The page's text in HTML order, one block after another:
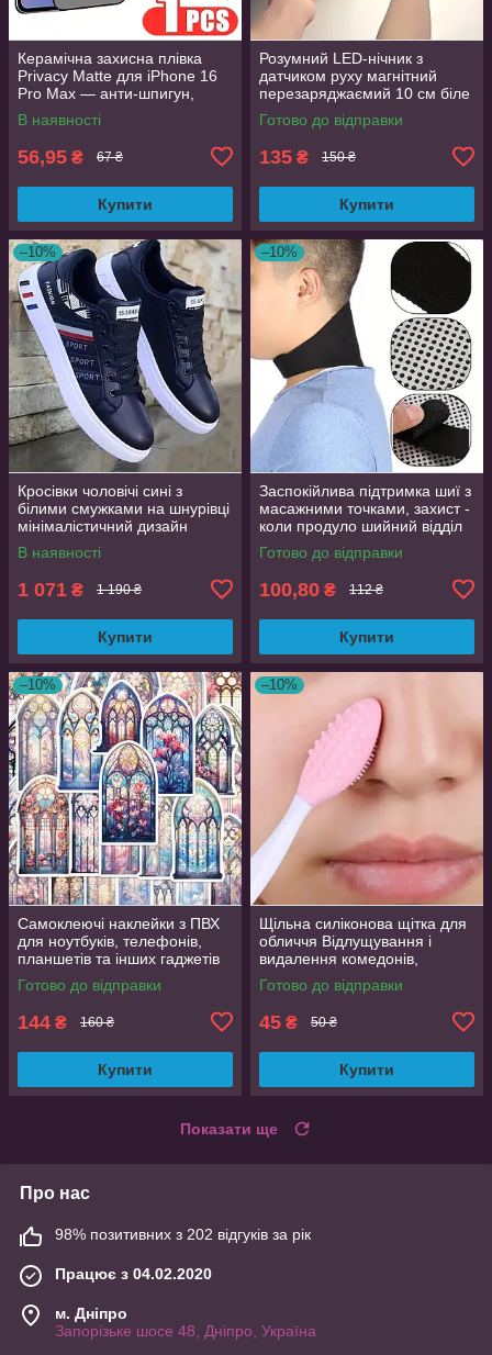
Керамічна захисна плівка
Privacy Matte для iPhone 16
Pro Max — анти-шпигун,
матова, Full Glue
В наявності
56,95 ₴ 67 ₴
Купити
Розумний LED-нічник з
датчиком руху магнітний
перезаряджаємий 10 см біле
світло
Готово до відправки
135 ₴ 150 ₴
Купити
–10%
Кросівки чоловічі сині з
білими смужками на шнурівці
мінімалістичний дизайн
розмір 44 (EU 43.5, стелька
27.5 см)
В наявності
1 071 ₴ 1 190 ₴
Купити
–10%
Заспокійлива підтримка шиї з
масажними точками, захист -
коли продуло шийний відділ
хребта
Готово до відправки
100,80 ₴ 112 ₴
Купити
–10%
Самоклеючі наклейки з ПВХ
для ноутбуків, телефонів,
планшетів та інших гаджетів
50 шт. яскраві дизайни
Готово до відправки
144 ₴ 160 ₴
Купити
–10%
Щільна силіконова щітка для
обличчя Відлущування і
видалення комедонів,
текстурна поверхня
Готово до відправки
45 ₴ 50 ₴
Купити
Показати ще
Про нас
98% позитивних з 202 відгуків за рік
Працює з 04.02.2020
м. Дніпро
Запорізьке шосе 48, Дніпро, Україна